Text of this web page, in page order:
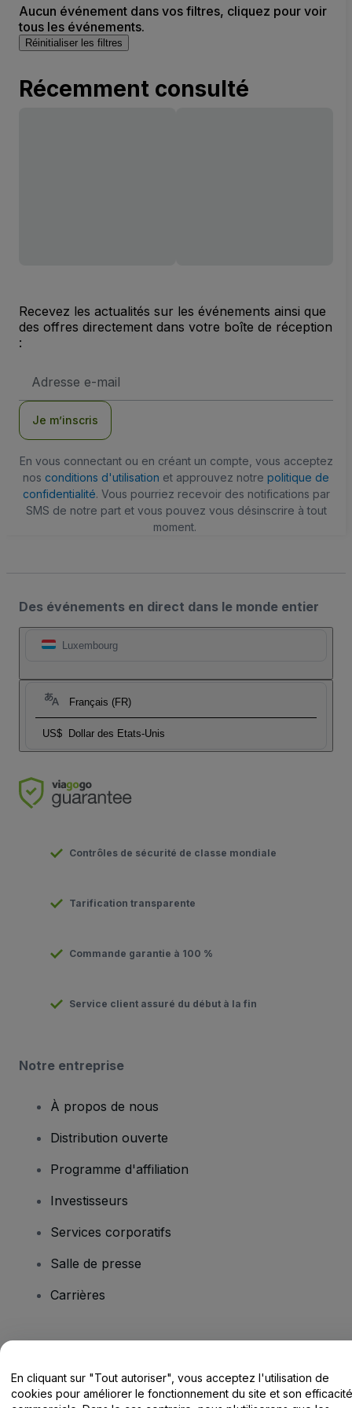
Aucun événement dans vos filtres, cliquez pour voir
tous les événements.
Réinitialiser les filtres
Récemment consulté
Recevez les actualités sur les événements ainsi que
des offres directement dans votre boîte de réception
:
e-
Je m’inscris
En vous connectant ou en créant un compte, vous acceptez
nos conditions d'utilisation et approuvez notre politique de
confidentialité. Vous pourriez recevoir des notifications par
SMS de notre part et vous pouvez vous désinscrire à tout
moment.
Des événements en direct dans le monde entier
Luxembourg
Français (FR)
US$ Dollar des Etats-Unis
Contrôles de sécurité de classe mondiale
Tarification transparente
Commande garantie à 100 %
Service client assuré du début à la fin
Notre entreprise
À propos de nous
Distribution ouverte
Programme d'affiliation
Investisseurs
Services corporatifs
Salle de presse
Carrières
Centre d'assistance / Nous contacter
En cliquant sur "Tout autoriser", vous acceptez l'utilisation de
cookies pour améliorer le fonctionnement du site et son efficacité